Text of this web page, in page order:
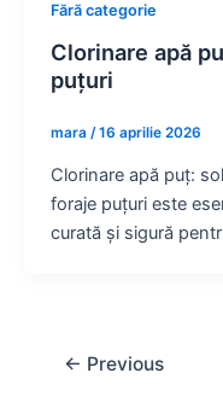
Fără categorie
Clorinare apă
puțuri
mara /16 aprilie 2026
Clorinare apă puț:
foraje puțuri este
curată și sigură
Post← Previous